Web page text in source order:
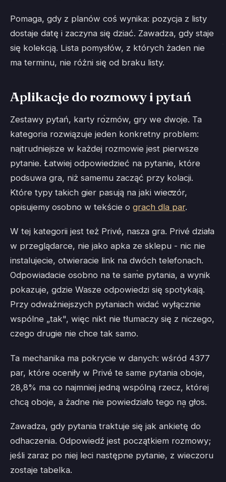
Pomaga, gdy z planów coś wynika: pozycja z listy
dostaje datę i zaczyna się dziać. Zawadza, gdy staje
się kolekcją. Lista pomysłów, z których żaden nie
ma terminu, nie różni się od braku listy.
Aplikacje do rozmowy i pytań
Zestawy pytań, karty rozmów, gry we dwoje. Ta
kategoria rozwiązuje jeden konkretny problem:
najtrudniejsze w każdej rozmowie jest pierwsze
pytanie. Łatwiej odpowiedzieć na pytanie, które
podsuwa gra, niż samemu zacząć przy kolacji.
Które typy takich gier pasują na jaki wieczór,
opisujemy osobno w tekście o grach dla par.
W tej kategorii jest też Privé, nasza gra. Privé działa
w przeglądarce, nie jako apka ze sklepu - nic nie
instalujecie, otwieracie link na dwóch telefonach.
Odpowiadacie osobno na te same pytania, a wynik
pokazuje, gdzie Wasze odpowiedzi się spotykają.
Przy odważniejszych pytaniach widać wyłącznie
wspólne „tak", więc nikt nie tłumaczy się z niczego,
czego drugie nie chce tak samo.
Ta mechanika ma pokrycie w danych: wśród 4377
par, które oceniły w Privé te same pytania oboje,
28,8% ma co najmniej jedną wspólną rzecz, której
chcą oboje, a żadne nie powiedziało tego na głos.
Zawadza, gdy pytania traktuje się jak ankietę do
odhaczenia. Odpowiedź jest początkiem rozmowy;
jeśli zaraz po niej leci następne pytanie, z wieczoru
zostaje tabelka.